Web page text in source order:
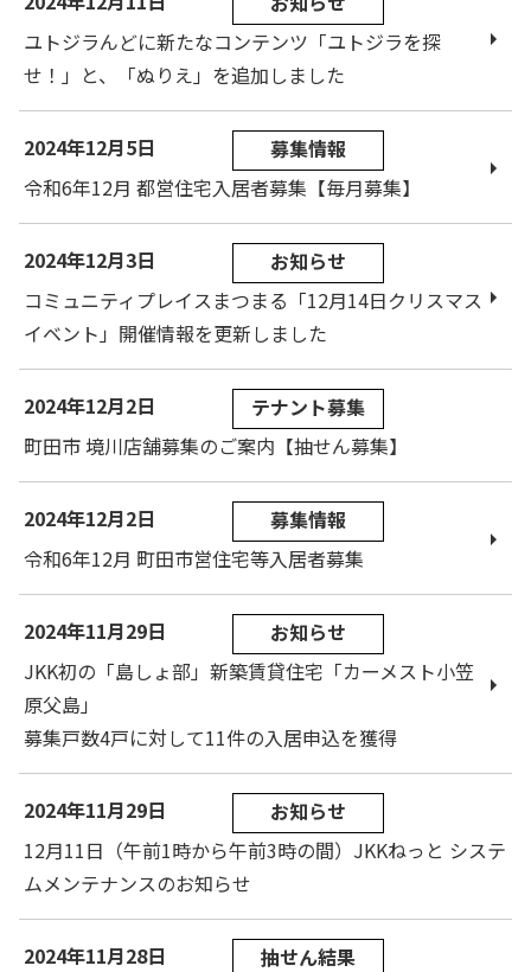
ユトジラんどに新たなコンテンツ「ユトジラを探
せ！」と、「ぬりえ」を追加しました
2024年12月5日
募集情報
令和6年12月 都営住宅入居者募集【毎月募集】
2024年12月3日
お知らせ
コミュニティプレイスまつまる「12月14日クリスマス
イベント」開催情報を更新しました
2024年12月2日
テナント募集
町田市 境川店舗募集のご案内【抽せん募集】
2024年12月2日
募集情報
令和6年12月 町田市営住宅等入居者募集
2024年11月29日
お知らせ
JKK初の「島しょ部」新築賃貸住宅「カーメスト小笠
原父島」
募集戸数4戸に対して11件の入居申込を獲得
2024年11月29日
お知らせ
12月11日（午前1時から午前3時の間）JKKねっと システ
ムメンテナンスのお知らせ
2024年11月28日
抽せん結果